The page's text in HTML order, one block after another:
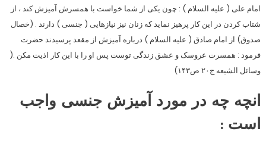
امام علی ( علیه السلام ) : چون یکی از شما خواست با همسرش آمیزش کند ، از
شتاب کردن در این کار پرهیز نماید که زنان نیز نیازهایی ( جنسی ) دارند . (خصال
صدوق) از امام صادق ( علیه السلام ) درباره آمیزش از مقعد پرسیدند حضرت
فرمود : همسرت عروسک و عشق زندگی توست پس او را با این کار اذیت مکن .(
وسائل الشیعه ج۲۰ ص۱۴۳)
انچه چه در مورد آمیزش جنسی واجب
است :